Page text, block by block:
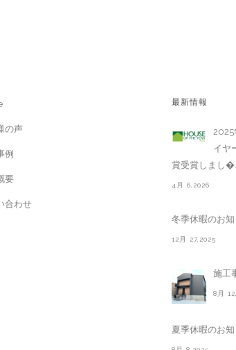
の声
例
要
合わせ
最新情報
2025
イヤ
賞受賞しまし�.
4月 6,2026
冬季休暇のお知
12月 27,2025
施工
8月
夏季休暇のお知